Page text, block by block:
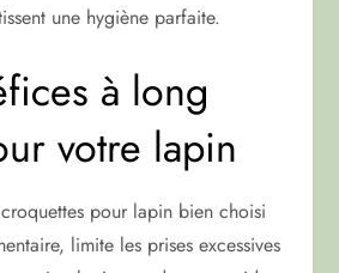
une hygiène parfaite.
à long
votre lapin
pour lapin bien choisi
limite les prises excessives